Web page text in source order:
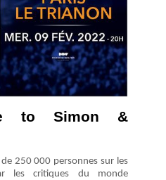
to Simon &
250 000 personnes sur les
les critiques du monde